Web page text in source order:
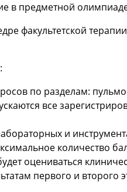
в предметной
факультетской
по разделам:
все
и
количество
оцениваться
первого и второго